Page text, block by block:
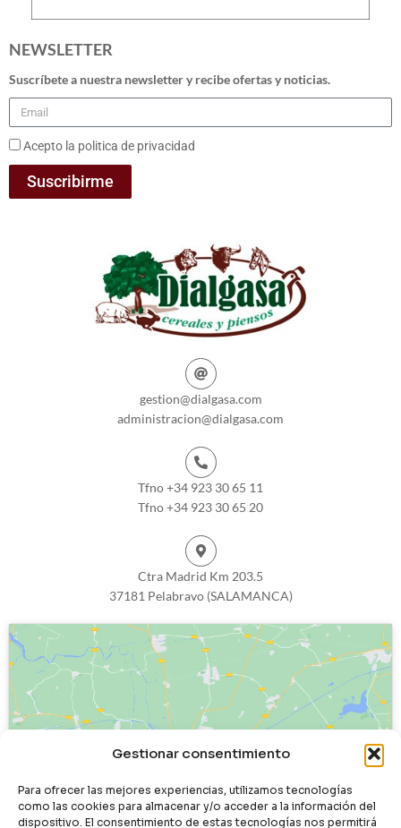
Gestionar consentimiento
Para ofrecer las mejores experiencias, utilizamos tecnologías
como las cookies para almacenar y/o acceder a la información del
dispositivo. El consentimiento de estas tecnologías nos permitirá
NEWSLETTER
Suscríbete a nuestra newsletter y recibe ofertas y noticias.
Acepto la politica de privacidad
Suscribirme
gestion@dialgasa.com
administracion@dialgasa.com
Tfno +34 923 30 65 11
Tfno +34 923 30 65 20
Ctra Madrid Km 203.5
37181 Pelabravo (SALAMANCA)
Haz clic para aceptar cookies de